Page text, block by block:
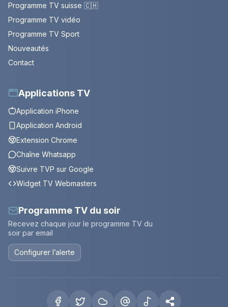
Programme TV suisse 🇨🇭
Programme TV vidéo
Programme TV Sport
Nouveautés
Contact
Applications TV
Application iPhone
Application Android
Extension Chrome
Chaîne Whatsapp
Suivre TVP sur Google
Widget TV Webmasters
Programme TV du soir
Recevez chaque jour le programme TV du
soir par email
Configurer l’alerte